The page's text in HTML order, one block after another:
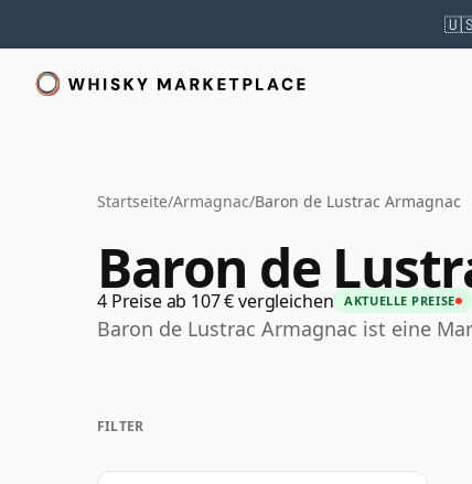
Startseite/Armagnac/Baron de Lustrac Armagnac
Baron de
4 Preise ab 107 € vergleichen AKTUELLE PREISE
Baron de Lustrac Armagnac ist eine
FILTER